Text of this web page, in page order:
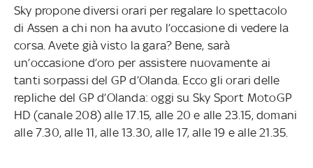
Sky propone diversi orari per regalare lo spettacolo
di Assen a chi non ha avuto l’occasione di vedere la
corsa. Avete già visto la gara? Bene, sarà
un’occasione d’oro per assistere nuovamente ai
tanti sorpassi del GP d’Olanda. Ecco gli orari delle
repliche del GP d’Olanda: oggi su Sky Sport MotoGP
HD (canale 208) alle 17.15, alle 20 e alle 23.15, domani
alle 7.30, alle 11, alle 13.30, alle 17, alle 19 e alle 21.35.